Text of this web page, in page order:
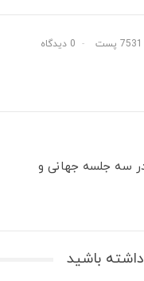
7531 پست 0 دیدگاه
سه جلسه جهانی و
باشید